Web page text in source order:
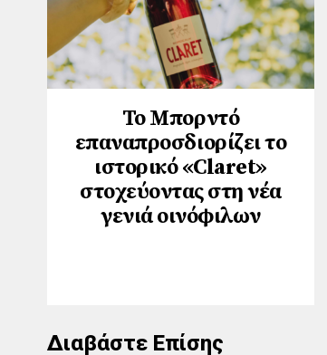
Το Μπορντό
επαναπροσδιορίζει το
ιστορικό «Claret»
στοχεύοντας στη νέα
γενιά οινόφιλων
Διαβάστε Επίσης